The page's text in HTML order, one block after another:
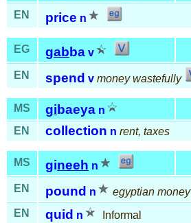
EN price n
EG gabba v
EN spend v money wastefully
MS gibaeya n
EN collection n rent, taxes
MS gineeh n
EN pound n
egyptian money
EN
quid n Informal